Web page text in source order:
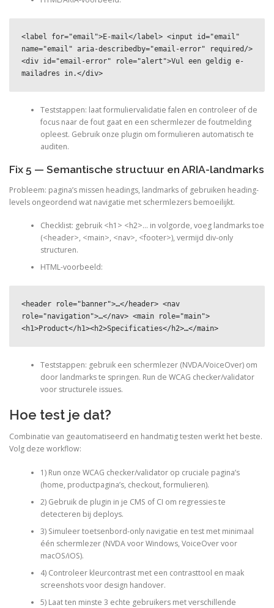
<label for="email">E-mail</label> <input id="email"
name="email" aria-describedby="email-error" required/>
<div id="email-error" role="alert">Vul een geldig e-
mailadres in.</div>
Teststappen: laat formuliervalidatie falen en controleer of de
focus naar de fout gaat en een schermlezer de foutmelding
opleest. Gebruik onze plugin om formulieren automatisch te
auditen.
Fix 5 — Semantische structuur en ARIA-landmarks
Probleem: pagina’s missen headings, landmarks of gebruiken heading-
levels ongeordend wat navigatie met schermlezers bemoeilijkt.
Checklist: gebruik <h1> <h2>… in volgorde, voeg landmarks toe
(<header>, <main>, <nav>, <footer>), vermijd div-only
structuren.
HTML-voorbeeld:
<header role="banner">…</header> <nav
role="navigation">…</nav> <main role="main">
<h1>Product</h1><h2>Specificaties</h2>…</main>
Teststappen: gebruik een schermlezer (NVDA/VoiceOver) om
door landmarks te springen. Run de WCAG checker/validator
voor structurele issues.
Hoe test je dat?
Combinatie van geautomatiseerd en handmatig testen werkt het beste.
Volg deze workflow:
1) Run onze WCAG checker/validator op cruciale pagina’s
(home, productpagina’s, checkout, formulieren).
2) Gebruik de plugin in je CMS of CI om regressies te
detecteren bij deploys.
3) Simuleer toetsenbord-only navigatie en test met minimaal
één schermlezer (NVDA voor Windows, VoiceOver voor
macOS/iOS).
4) Controleer kleurcontrast met een contrasttool en maak
screenshots voor design handover.
5) Laat ten minste 3 echte gebruikers met verschillende